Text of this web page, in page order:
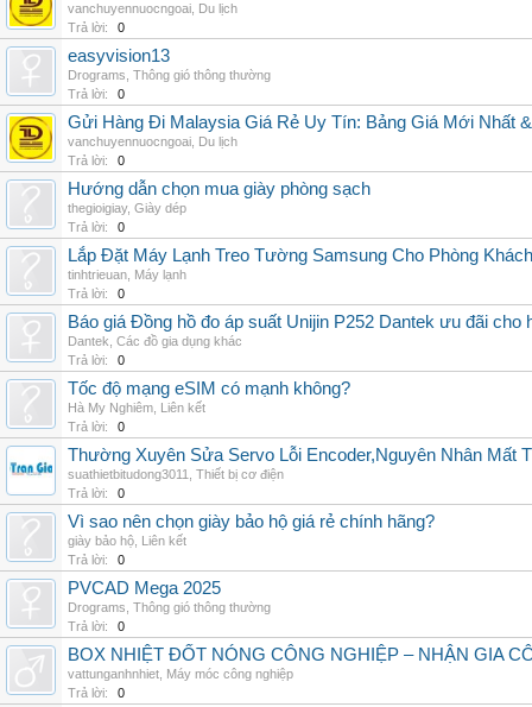
vanchuyennuocngoai Du lịch
Trả lời:
0
easyvision13
Drograms Thông gió thông thường
Trả lời:
0
Gửi Hàng Đi Malaysia Giá Rẻ Uy Tín: Bảng Giá Mới Nhất
vanchuyennuocngoai Du lịch
Trả lời:
0
Hướng dẫn chọn mua giày phòng sạch
thegioigiay, Giày dép
Trả lời:
0
Lắp Đặt Máy Lạnh Treo Tường Samsung Cho Phòng Khách
tinhtrieuan Máy lạnh
Trả lời:
0
Báo giá Đồng hồ đo áp suất Unijin P252 Dantek ưu đãi cho
Dantek Các đồ gia dụng khác
Trả lời:
0
Tốc độ mạng eSIM có mạnh không?
Hà My Nghiêm Liên kết
Trả lời:
0
Thường Xuyên Sửa Servo Lỗi Encoder,Nguyên Nhân Mất
suathietbitudong3011
Thiết bị cơ điện
Trả lời:
0
Vì sao nên chọn giày bảo hộ giá rẻ chính hãng?
giày bảo hộ Liên kết
Trả lời:
0
PVCAD Mega 2025
Drograms Thông gió thông thường
Trả lời:
0
BOX NHIỆT ĐỐT NÓNG CÔNG NGHIỆP – NHẬN GIA
vattunganhnhiet Máy móc công nghiệp
Trả lời:
0